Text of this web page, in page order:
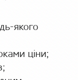
якого
ціни;